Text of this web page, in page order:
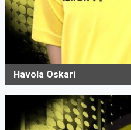
Havola Oskari